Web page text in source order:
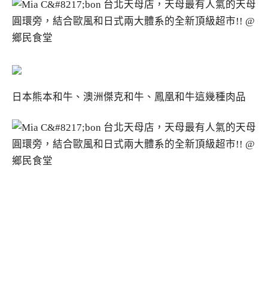
日本熊本和牛、澳洲傑克和牛、鳳凰和牛這幾種肉品